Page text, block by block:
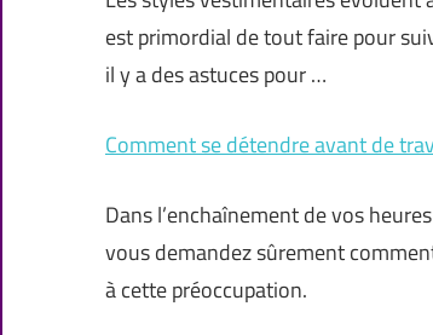
est primordial de tout faire pour
il y a des astuces pour …
Comment se détendre avant de
Dans l’enchaînement de vos
vous demandez sûrement
à cette préoccupation.